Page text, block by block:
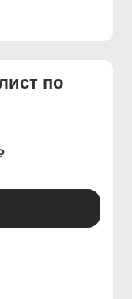
по